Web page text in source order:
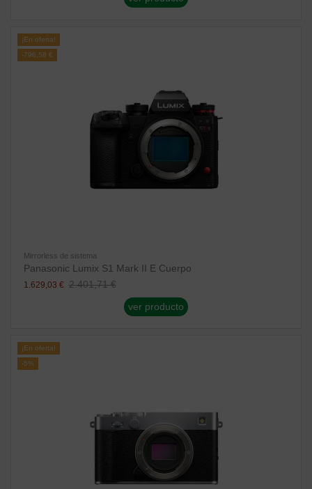
¡En oferta!
-796,58 €
Mirrorless de sistema
Panasonic Lumix S1 Mark II E Cuerpo
1.629,03 € 2.401,71 €
ver producto
¡En oferta!
-5%